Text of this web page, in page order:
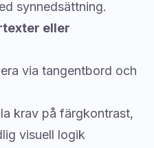
synnedsättning.
eller
via tangentbord och
krav på färgkontrast,
visuell logik